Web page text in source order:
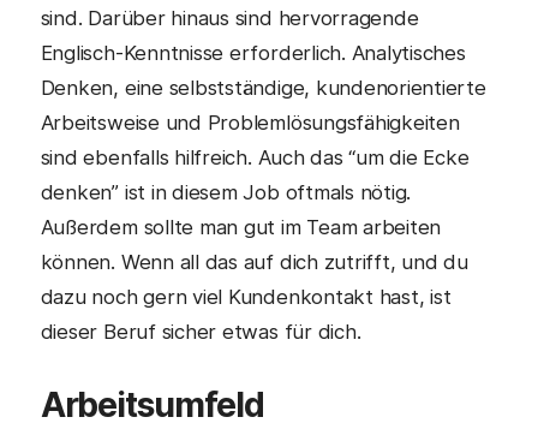
sind. Darüber hinaus sind hervorragende
Englisch-Kenntnisse erforderlich. Analytisches
Denken, eine selbstständige, kundenorientierte
Arbeitsweise und Problemlösungsfähigkeiten
sind ebenfalls hilfreich. Auch das “um die Ecke
denken” ist in diesem Job oftmals nötig.
Außerdem sollte man gut im Team arbeiten
können. Wenn all das auf dich zutrifft, und du
dazu noch gern viel Kundenkontakt hast, ist
dieser Beruf sicher etwas für dich.
Arbeitsumfeld